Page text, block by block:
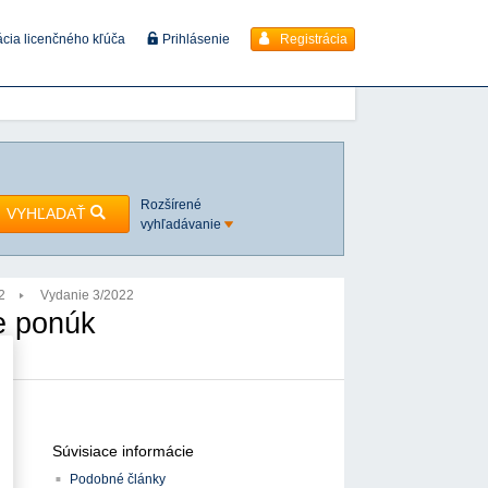
licenčného kľúča Prihlásenie Registrácia
VYHĽADAŤ
Rozšírené
vyhľadávanie
Vydanie 3/2022
ponúk
Súvisiace informácie
Podobné články